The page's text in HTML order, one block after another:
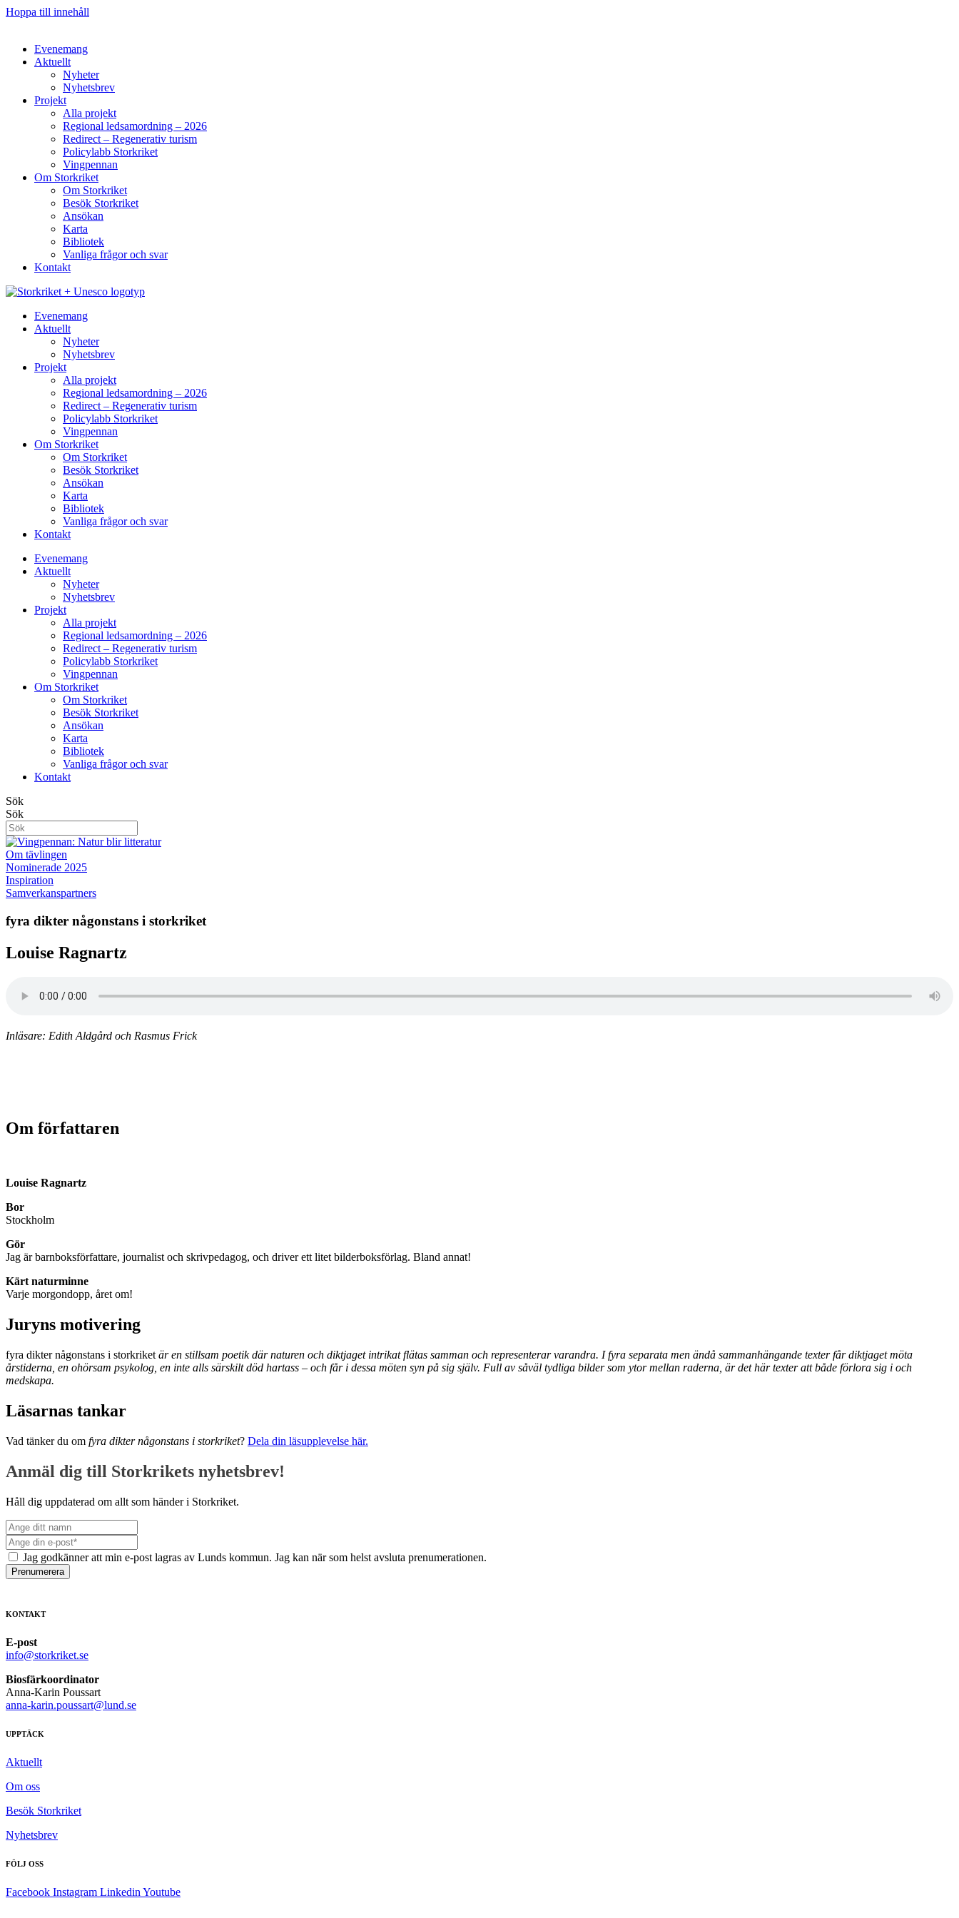
Hoppa till innehåll
Evenemang
Aktuellt
Nyheter
Nyhetsbrev
Projekt
Alla projekt
Regional ledsamordning – 2026
Redirect – Regenerativ turism
Policylabb Storkriket
Vingpennan
Om Storkriket
Om Storkriket
Besök Storkriket
Ansökan
Karta
Bibliotek
Vanliga frågor och svar
Kontakt
Evenemang
Aktuellt
Nyheter
Nyhetsbrev
Projekt
Alla projekt
Regional ledsamordning – 2026
Redirect – Regenerativ turism
Policylabb Storkriket
Vingpennan
Om Storkriket
Om Storkriket
Besök Storkriket
Ansökan
Karta
Bibliotek
Vanliga frågor och svar
Kontakt
Evenemang
Aktuellt
Nyheter
Nyhetsbrev
Projekt
Alla projekt
Regional ledsamordning – 2026
Redirect – Regenerativ turism
Policylabb Storkriket
Vingpennan
Om Storkriket
Om Storkriket
Besök Storkriket
Ansökan
Karta
Bibliotek
Vanliga frågor och svar
Kontakt
Sök
Sök
Om tävlingen
Nominerade 2025
Inspiration
Samverkanspartners
fyra dikter någonstans i storkriket
Louise Ragnartz
Inläsare: Edith Aldgård och Rasmus Frick
Om författaren
Louise Ragnartz
Bor
Stockholm
Gör
Jag är barnboksförfattare, journalist och skrivpedagog, och driver ett litet bilderboksförlag. Bland annat!
Kärt naturminne
Varje morgondopp, året om!
Juryns motivering
fyra dikter någonstans i storkriket är en stillsam poetik där naturen och diktjaget intrikat flätas samman och representerar varandra. I fyra separata men ändå sammanhängande texter får diktjaget möta
årstiderna, en ohörsam psykolog, en inte alls särskilt död hartass – och får i dessa möten syn på sig själv. Full av såväl tydliga bilder som ytor mellan raderna, är det här texter att både förlora sig i och
medskapa.
Läsarnas tankar
Vad tänker du om fyra dikter någonstans i storkriket? Dela din läsupplevelse här.
Anmäl dig till Storkrikets nyhetsbrev!
Håll dig uppdaterad om allt som händer i Storkriket.
Jag godkänner att min e-post lagras av Lunds kommun. Jag kan när som helst avsluta prenumerationen.
Prenumerera
KONTAKT
E-post
info@storkriket.se
Biosfärkoordinator
Anna-Karin Poussart
anna-karin.poussart@lund.se
UPPTÄCK
Aktuellt
Om oss
Besök Storkriket
Nyhetsbrev
FÖLJ OSS
Facebook Instagram Linkedin Youtube